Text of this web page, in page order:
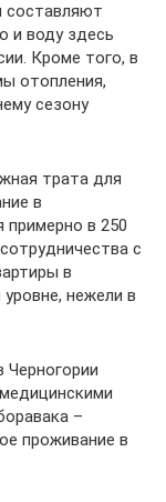
составляют
и воду здесь
Кроме того, в
отопления,
сезону
трата для
в
примерно в 250
с
в
нежели в
–
проживание в